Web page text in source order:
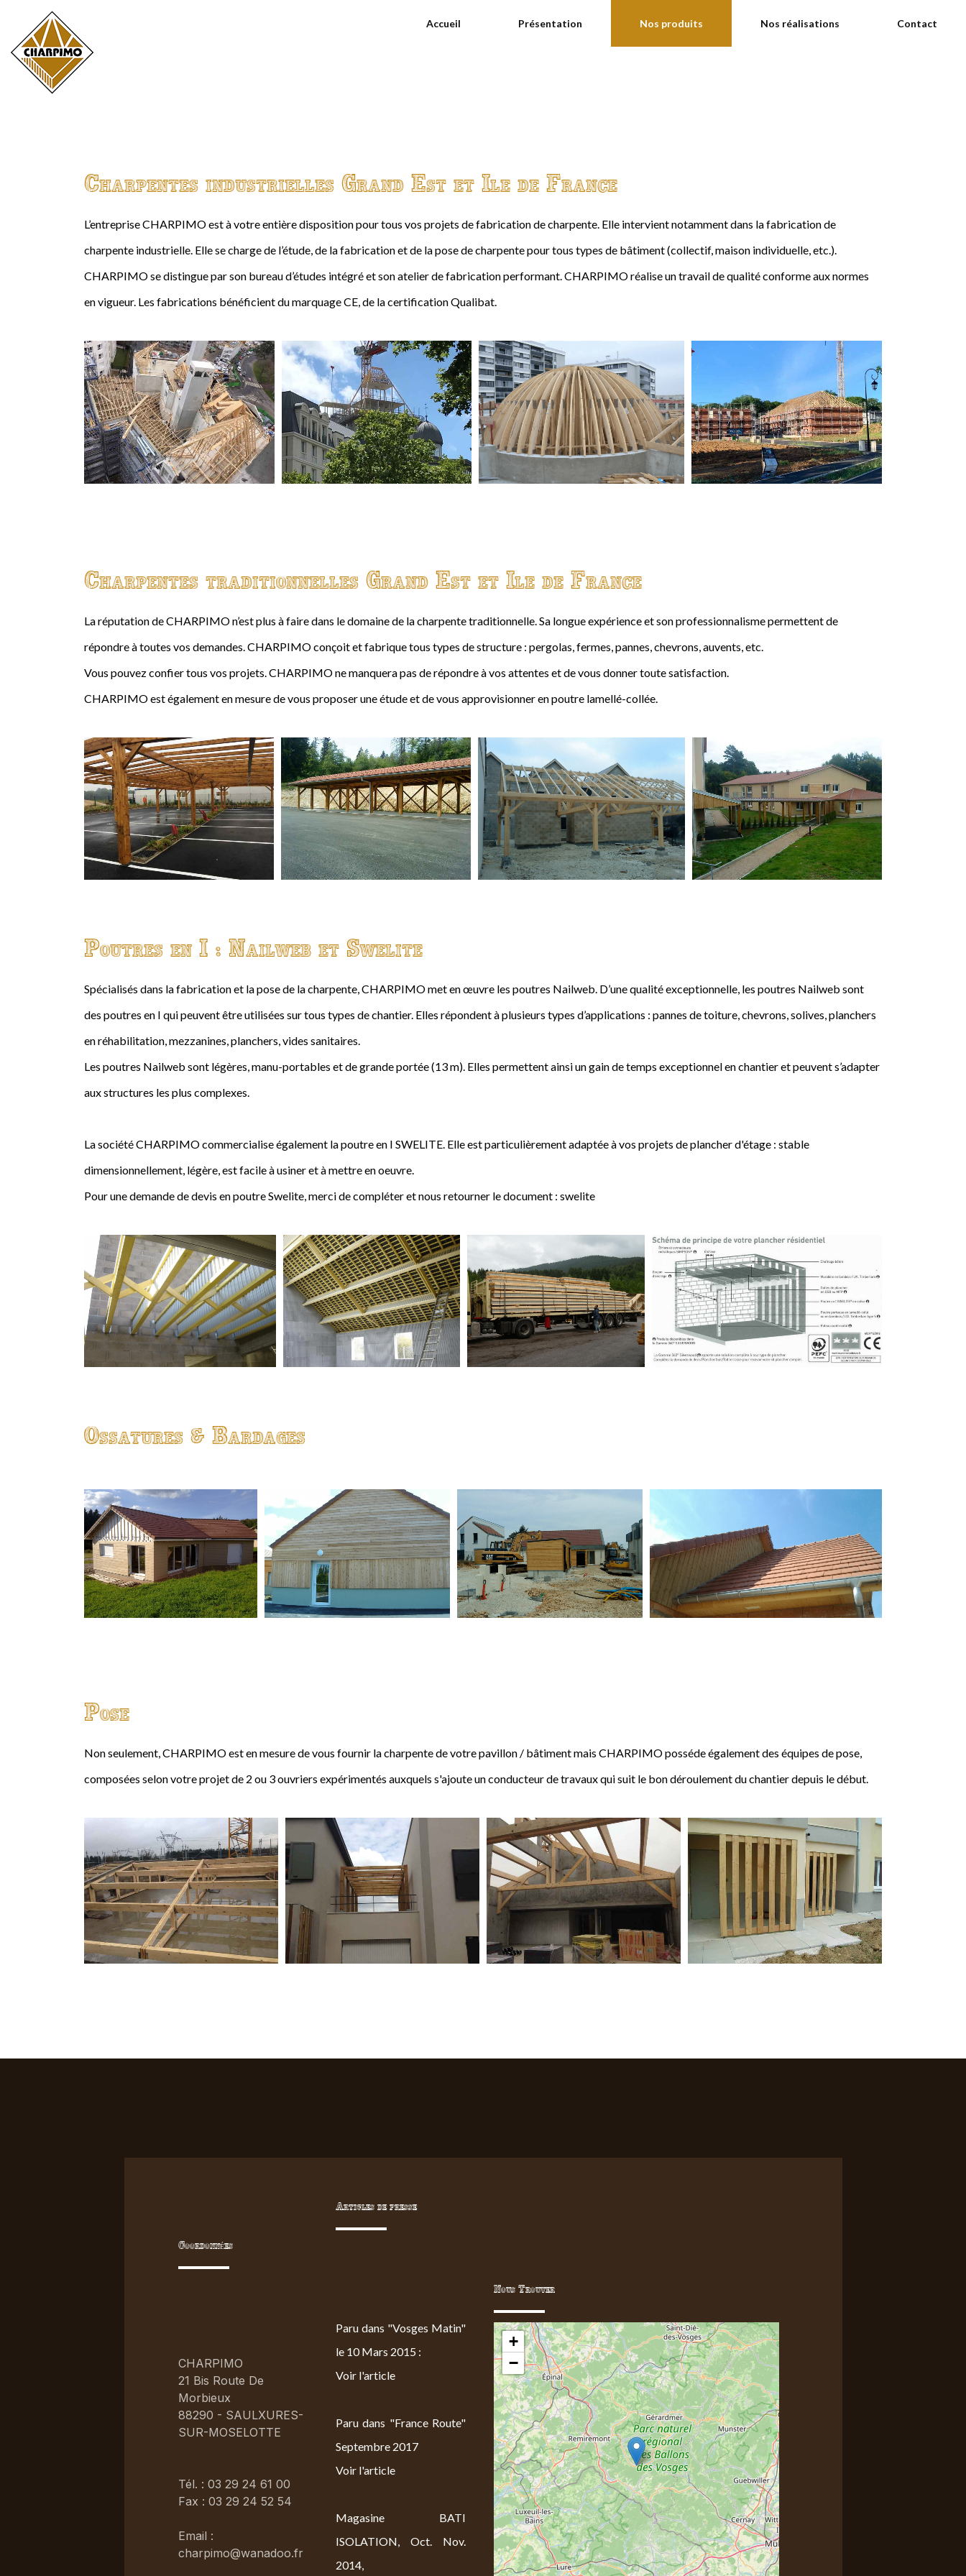
Accueil Présentation Nos produits Nos réalisations Contact
Charpentes industrielles Grand Est et Ile de France
L’entreprise CHARPIMO est à votre entière disposition pour tous vos projets de fabrication de charpente. Elle intervient notamment dans la fabrication de
charpente industrielle. Elle se charge de l’étude, de la fabrication et de la pose de charpente pour tous types de bâtiment (collectif, maison individuelle, etc.).
CHARPIMO se distingue par son bureau d’études intégré et son atelier de fabrication performant. CHARPIMO réalise un travail de qualité conforme aux normes
en vigueur. Les fabrications bénéficient du marquage CE, de la certification Qualibat.
Charpentes traditionnelles Grand Est et Ile de France
La réputation de CHARPIMO n’est plus à faire dans le domaine de la charpente traditionnelle. Sa longue expérience et son professionnalisme permettent de
répondre à toutes vos demandes. CHARPIMO conçoit et fabrique tous types de structure : pergolas, fermes, pannes, chevrons, auvents, etc.
Vous pouvez confier tous vos projets. CHARPIMO ne manquera pas de répondre à vos attentes et de vous donner toute satisfaction.
CHARPIMO est également en mesure de vous proposer une étude et de vous approvisionner en poutre lamellé-collée.
Poutres en I : Nailweb et Swelite
Spécialisés dans la fabrication et la pose de la charpente, CHARPIMO met en œuvre les poutres Nailweb. D’une qualité exceptionnelle, les poutres Nailweb sont
des poutres en I qui peuvent être utilisées sur tous types de chantier. Elles répondent à plusieurs types d’applications : pannes de toiture, chevrons, solives, planchers
en réhabilitation, mezzanines, planchers, vides sanitaires.
Les poutres Nailweb sont légères, manu-portables et de grande portée (13 m). Elles permettent ainsi un gain de temps exceptionnel en chantier et peuvent s’adapter
aux structures les plus complexes.
La société CHARPIMO commercialise également la poutre en I SWELITE. Elle est particulièrement adaptée à vos projets de plancher d'étage : stable
dimensionnellement, légère, est facile à usiner et à mettre en oeuvre.
Pour une demande de devis en poutre Swelite, merci de compléter et nous retourner le document : swelite
Ossatures & Bardages
Pose
Non seulement, CHARPIMO est en mesure de vous fournir la charpente de votre pavillon / bâtiment mais CHARPIMO posséde également des équipes de pose,
composées selon votre projet de 2 ou 3 ouvriers expérimentés auxquels s'ajoute un conducteur de travaux qui suit le bon déroulement du chantier depuis le début.
Coordonnées
CHARPIMO
21 Bis Route De
Morbieux
88290 - SAULXURES-
SUR-MOSELOTTE
Tél. : 03 29 24 61 00
Fax : 03 29 24 52 54
Email :
charpimo@wanadoo.fr
Articles de presse
Paru dans "Vosges Matin"
le 10 Mars 2015 :
Voir l'article
Paru dans "France Route"
Septembre 2017
Voir l'article
Magasine BATI
ISOLATION, Oct. Nov.
2014,
Nous Trouver
+
−